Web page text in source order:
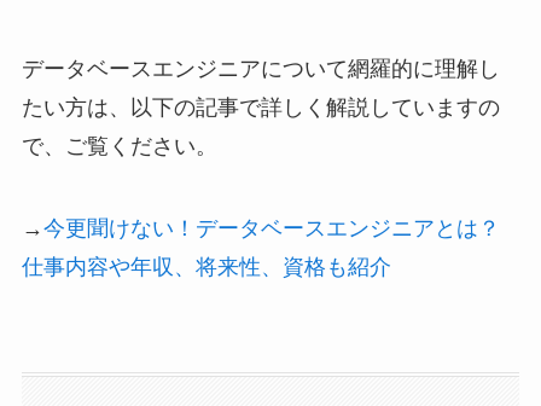
データベースエンジニアについて網羅的に理解し
たい方は、以下の記事で詳しく解説していますの
で、ご覧ください。
→今更聞けない！データベースエンジニアとは？
仕事内容や年収、将来性、資格も紹介